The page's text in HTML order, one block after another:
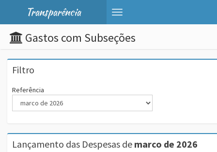
Transparência
Toggle
navigation
Gastos com Subseções
Filtro
Referência
Lançamento das Despesas de marco de 2026